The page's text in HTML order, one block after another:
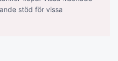
stöd för vissa